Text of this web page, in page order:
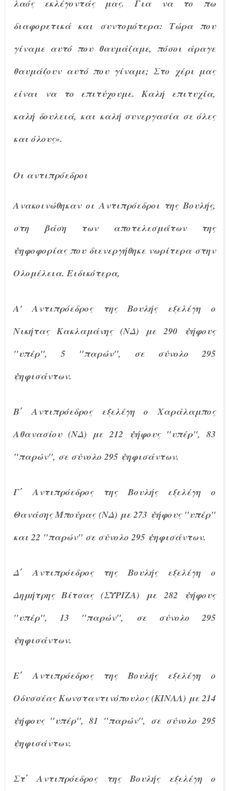
λαός εκλέγοντάς μας. Για να το πω
διαφορετικά και συντομότερα: Τώρα που
γίναμε αυτό που θαυμάζαμε, πόσοι άραγε
θαυμάζουν αυτό που γίναμε; Στο χέρι μας
είναι να το επιτύχουμε. Καλή επιτυχία,
καλή δουλειά, και καλή συνεργασία σε όλες
και όλους».
Οι αντιπρόεδροι
Ανακοινώθηκαν οι Αντιπρόεδροι της Βουλής,
στη βάση των αποτελεσμάτων της
ψηφοφορίας που διενεργήθηκε νωρίτερα στην
Ολομέλεια. Ειδικότερα,
Α' Αντιπρόεδρος της Βουλής εξελέγη ο
Νικήτας Κακλαμάνης (ΝΔ) με 290 ψήφους
"υπέρ", 5 "παρών", σε σύνολο 295
ψηφισάντων.
Β΄ Αντιπρόεδρος εξελέγη ο Χαράλαμπος
Αθανασίου (ΝΔ) με 212 ψήφους "υπέρ", 83
"παρών", σε σύνολο 295 ψηφισάντων.
Γ΄ Αντιπρόεδρος της Βουλής εξελέγη ο
Θανάσης Μπούρας (ΝΔ) με 273 ψήφους "υπέρ"
και 22 "παρών" σε σύνολο 295 ψηφισάντων.
Δ΄ Αντιπρόεδρος της Βουλής εξελέγη ο
Δημήτρης Βίτσας (ΣΥΡΙΖΑ) με 282 ψήφους
"υπέρ", 13 "παρών", σε σύνολο 295
ψηφισάντων.
Ε΄ Αντιπρόεδρος της Βουλής εξελέγη ο
Οδυσσέας Κωνσταντινόπουλος (ΚΙΝΑΛ) με 214
ψήφους "υπέρ", 81 "παρών", σε σύνολο 295
ψηφισάντων.
Στ΄ Αντιπρόεδρος της Βουλής εξελέγη ο